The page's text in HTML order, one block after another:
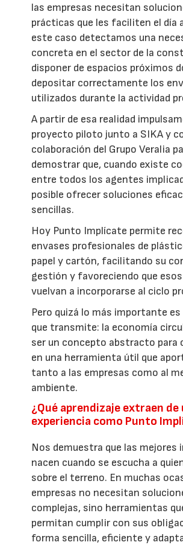
las empresas necesitan
prácticas que les faciliten el día
este caso detectamos una
concreta en el sector de la
disponer de espacios próximos
depositar correctamente los
utilizados durante la actividad
A partir de esa realidad
proyecto piloto junto a SIKA y
colaboración del Grupo Veralia
demostrar que, cuando existe
entre todos los agentes
posible ofrecer soluciones
sencillas.
Hoy Punto Implícate permite
envases profesionales de
papel y cartón, facilitando su
gestión y favoreciendo que
vuelvan a incorporarse al ciclo
Pero quizá lo más importante es
que transmite: la economía
ser un concepto abstracto para
en una herramienta útil que
tanto a las empresas como al
ambiente.
¿Qué aprendizaje extraen de
experiencia como Punto
Nos demuestra que las mejores
nacen cuando se escucha a
sobre el terreno. En muchas
empresas no necesitan
complejas, sino herramientas
permitan cumplir con sus
forma sencilla, eficiente y